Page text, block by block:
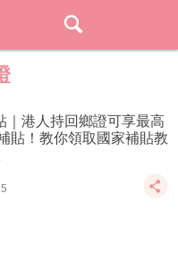
｜港人持回鄉證可享最高
貼！教你領取國家補貼教